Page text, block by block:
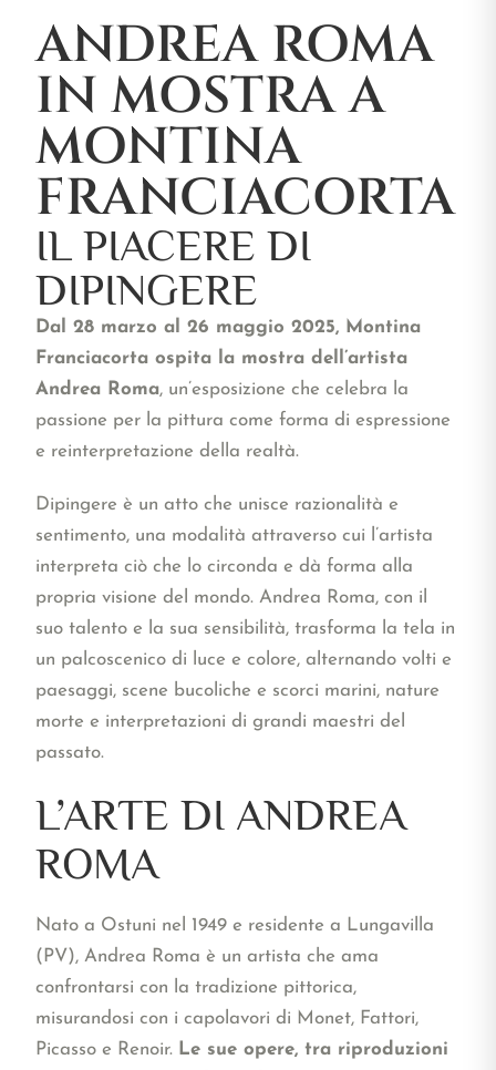
ANDREA ROMA
IN MOSTRA A
MONTINA
FRANCIACORTA
IL PIACERE DI
DIPINGERE
Dal 28 marzo al 26 maggio 2025, Montina
Franciacorta ospita la mostra dell’artista
Andrea Roma, un’esposizione che celebra la
passione per la pittura come forma di espressione
e reinterpretazione della realtà.
Dipingere è un atto che unisce razionalità e
sentimento, una modalità attraverso cui l’artista
interpreta ciò che lo circonda e dà forma alla
propria visione del mondo. Andrea Roma, con il
suo talento e la sua sensibilità, trasforma la tela in
un palcoscenico di luce e colore, alternando volti e
paesaggi, scene bucoliche e scorci marini, nature
morte e interpretazioni di grandi maestri del
passato.
L’ARTE DI ANDREA
ROMA
Nato a Ostuni nel 1949 e residente a Lungavilla
(PV), Andrea Roma è un artista che ama
confrontarsi con la tradizione pittorica,
misurandosi con i capolavori di Monet, Fattori,
Picasso e Renoir. Le sue opere, tra riproduzioni